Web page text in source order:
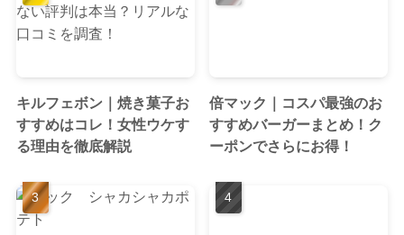
キルフェボン｜焼き菓子お
すすめはコレ！女性ウケす
る理由を徹底解説
倍マック｜コスパ最強のお
すすめバーガーまとめ！ク
ーポンでさらにお得！